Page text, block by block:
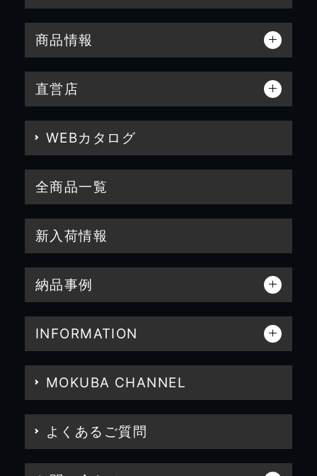
商品情報
直営店
WEBカタログ
全商品一覧
新入荷情報
納品事例
INFORMATION
MOKUBA CHANNEL
よくあるご質問